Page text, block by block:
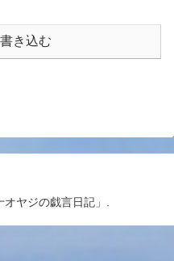
き込む
ヤジの戯言日記」.